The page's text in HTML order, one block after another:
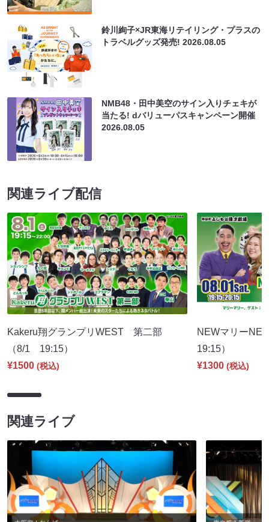
鈴川絢子×JR東海リテイリング・プラスの
トラベルグッズ発売!2026.08.05
NMB48・田中美空のサイン入りチェキが
当たる! dバリューパスキャンペーン開催
2026.08.05
関連ライブ配信
Kakeru翔グランプリWEST 第二部
（8/1 19:15）
¥1500 (税込)
NEWマリー
19:15）
¥1300 (税込)
関連ライブ